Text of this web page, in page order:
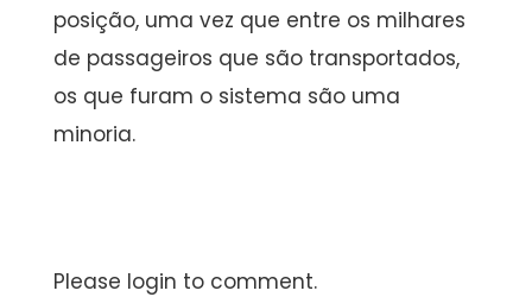
posição, uma vez que entre os milhares
de passageiros que são transportados,
os que furam o sistema são uma
minoria.
Please login to comment.